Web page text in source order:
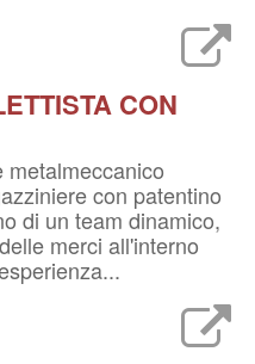
CON
metalmeccanico
con patentino
di un team dinamico,
merci all'interno